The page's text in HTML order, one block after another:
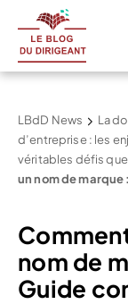
LBdD News La
d’entreprise : les
véritables défis
un nom de marque
nom de
Guide